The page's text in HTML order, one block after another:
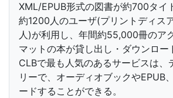
XML/EPUB形式の図書が約700タイ
約1200人のユーザ(プリントディス
人)が利用し、年間約55,000冊のア
マットの本が貸し出し・ダウンロー
CLBで最も人気のあるサービスは、
リーで、オーディオブックやEPUB
ードすることができる。